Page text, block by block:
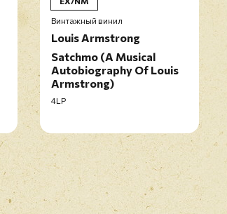
Винтажный винил
Louis Armstrong
Satchmo (A Musical
Autobiography Of Louis
Armstrong)
4LP